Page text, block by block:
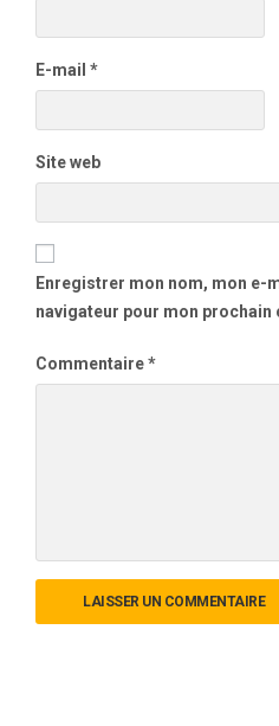
E-mail *
Site web
Enregistrer mon nom, mon e-
navigateur pour mon prochain
Commentaire*